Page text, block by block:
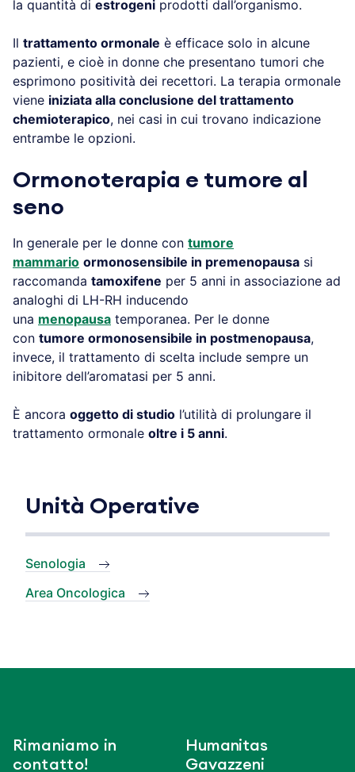
la quantità di estrogeni prodotti dall’organismo.
Il trattamento ormonale è efficace solo in alcune
pazienti, e cioè in donne che presentano tumori che
esprimono positività dei recettori. La terapia ormonale
viene iniziata alla conclusione del trattamento
chemioterapico, nei casi in cui trovano indicazione
entrambe le opzioni.
Ormonoterapia e tumore al
seno
In generale per le donne con tumore
mammario ormonosensibile in premenopausa si
raccomanda tamoxifene per 5 anni in associazione ad
analoghi di LH-RH inducendo
una menopausa temporanea. Per le donne
con tumore ormonosensibile in postmenopausa,
invece, il trattamento di scelta include sempre un
inibitore dell’aromatasi per 5 anni.
È ancora oggetto di studio l’utilità di prolungare il
trattamento ormonale oltre i 5 anni.
Unità Operative
Senologia
Area Oncologica
Rimaniamo in
contatto!
Humanitas
Gavazzeni